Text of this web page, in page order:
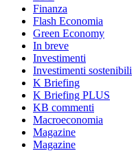
Finanza
Flash Economia
Green Economy
In breve
Investimenti
Investimenti sostenibili
K Briefing
K Briefing PLUS
KB commenti
Macroeconomia
Magazine
Magazine